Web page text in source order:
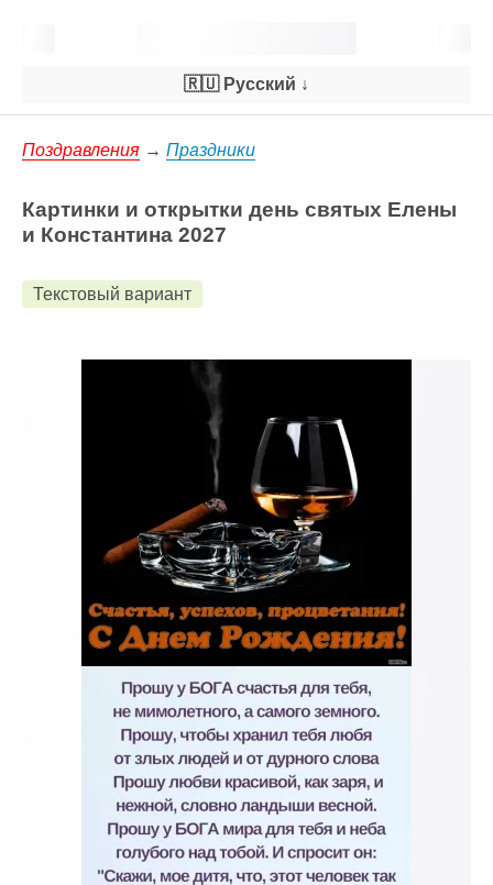
🇷🇺 Русский ↓
Поздравления → Праздники
Картинки и открытки день святых Елены
и Константина 2027
Текстовый вариант
и пришлем поздравление!